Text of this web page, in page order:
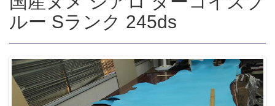
ルー Sランク 245ds